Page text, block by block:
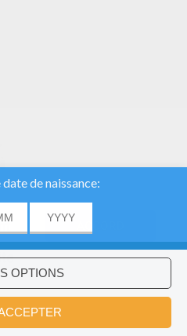
l'application
OK
×